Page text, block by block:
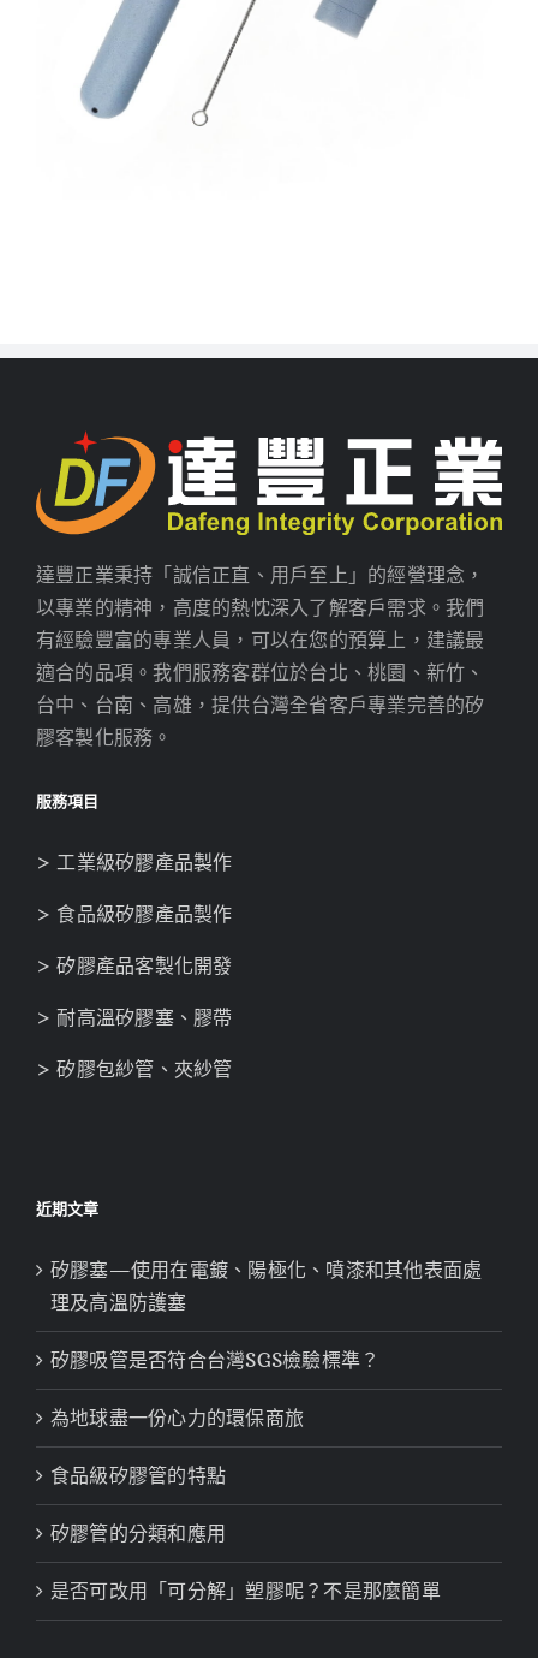
達豐正業秉持「誠信正直、用戶至上」的經營理念，
以專業的精神，高度的熱忱深入了解客戶需求。我們
有經驗豐富的專業人員，可以在您的預算上，建議最
適合的品項。我們服務客群位於台北、桃園、新竹、
台中、台南、高雄，提供台灣全省客戶專業完善的矽
膠客製化服務。
服務項目
> 工業級矽膠產品製作
> 食品級矽膠產品製作
> 矽膠產品客製化開發
> 耐高溫矽膠塞、膠帶
> 矽膠包紗管、夾紗管
近期文章
矽膠塞—使用在電鍍、陽極化、噴漆和其他表面處
理及高溫防護塞
矽膠吸管是否符合台灣SGS檢驗標準？
為地球盡一份心力的環保商旅
食品級矽膠管的特點
矽膠管的分類和應用
是否可改用「可分解」塑膠呢？不是那麼簡單